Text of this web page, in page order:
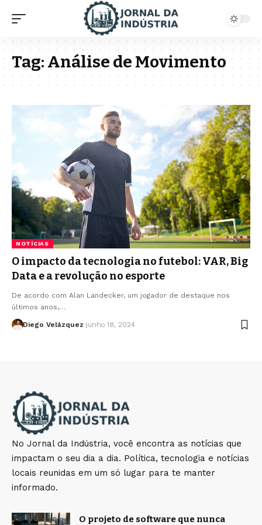
Tag:Análise de Movimento
NOTÍCIAS
O impacto da tecnologia no futebol: VAR, Big
Data e a revolução no esporte
De acordo com Alan Landecker, um jogador de destaque nos
últimos anos,…
Diego Velázquez junho 18, 2024
No Jornal da Indústria, você encontra as notícias que
impactam o seu dia a dia. Política, tecnologia e notícias
locais reunidas em um só lugar para te manter
informado.
O projeto de software que nunca